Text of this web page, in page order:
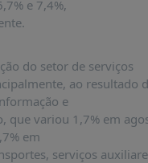
e 7,4%,
do setor de serviços
ao resultado
e
que variou 1,7% em
em
serviços